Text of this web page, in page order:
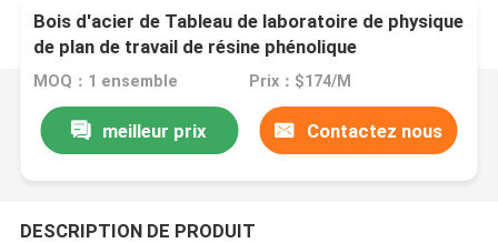
Bois d'acier de Tableau de laboratoire de physique
de plan de travail de résine phénolique
MOQ：1 ensemble Prix：$174/M
meilleur prix Contactez nous
DESCRIPTION DE PRODUIT